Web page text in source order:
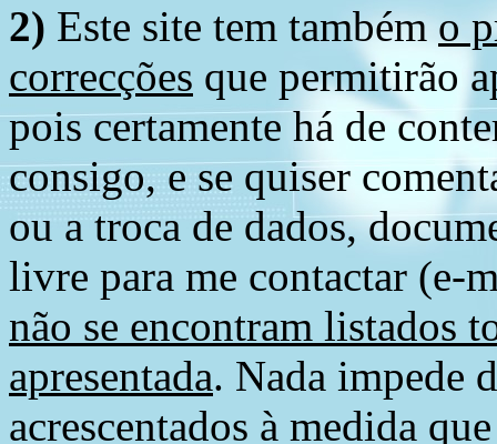
2) Este site tem tambémo
correcções que permitirão
pois certamente há de
consigo, e se quiser
ou a troca de dados,
livre para me contactar (e-
não se encontram listados
apresentada. Nada impede
acrescentados à medida